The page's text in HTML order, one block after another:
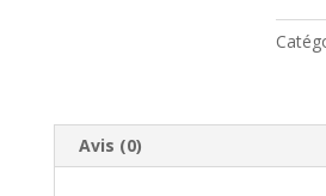
Avis (0)